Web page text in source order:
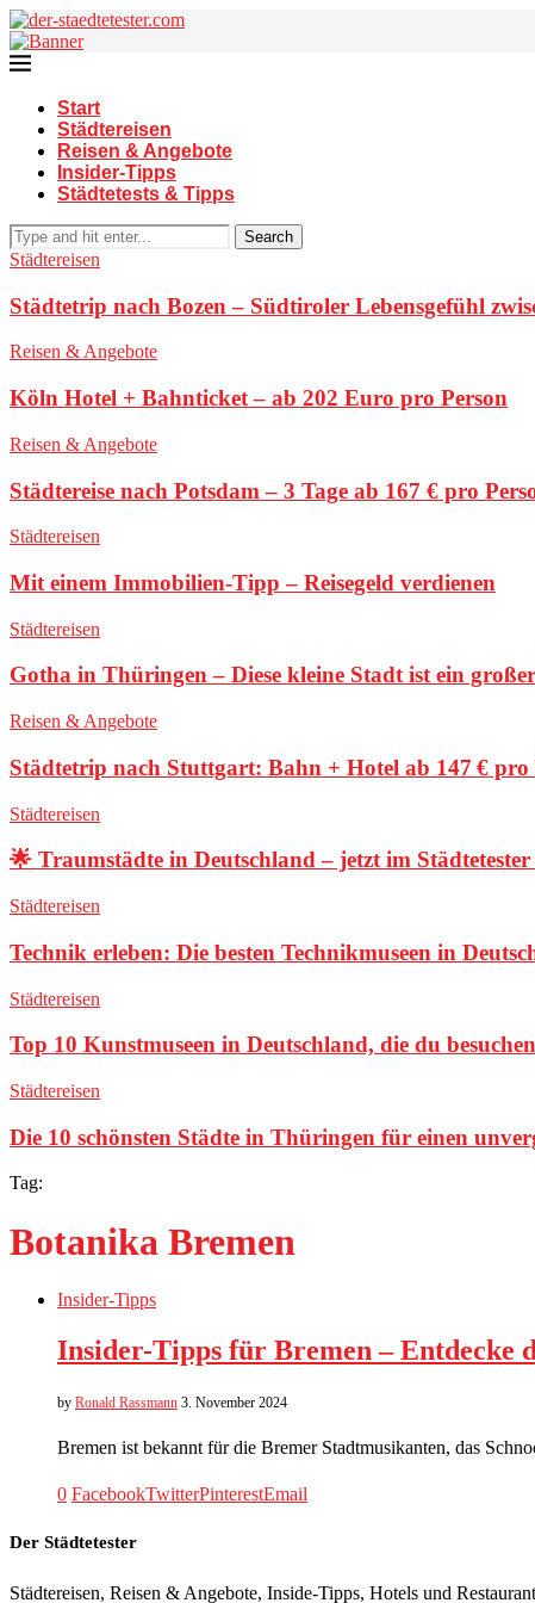
Start
Städtereisen
Reisen & Angebote
Insider-Tipps
Städtetests & Tipps
Search
Städtereisen
Städtetrip nach Bozen – Südtiroler Lebensgefühl
Reisen & Angebote
Köln Hotel + Bahnticket – ab 202 Euro pro Person
Reisen & Angebote
Städtereise nach Potsdam – 3 Tage ab 167 € pro
Städtereisen
Mit einem Immobilien-Tipp – Reisegeld verdienen
Städtereisen
Gotha in Thüringen – Diese kleine Stadt ist ein
Reisen & Angebote
Städtetrip nach Stuttgart: Bahn + Hotel ab 147 € pro
Städtereisen
🌟 Traumstädte in Deutschland – jetzt im Städtetester
Städtereisen
Technik erleben: Die besten Technikmuseen in
Städtereisen
Top 10 Kunstmuseen in Deutschland, die du
Städtereisen
Die 10 schönsten Städte in Thüringen für einen
Tag:
Botanika Bremen
Insider-Tipps
Insider-Tipps für Bremen – Entdecke
by Ronald Rassmann 3. November 2024
Bremen ist bekannt für die Bremer Stadtmusikanten, das
0 FacebookTwitterPinterestEmail
Der Städtetester
Städtereisen, Reisen & Angebote, Inside-Tipps, Hotels und